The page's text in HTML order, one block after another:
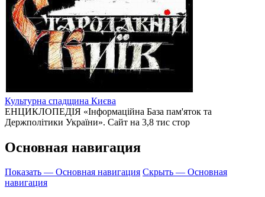
Культурна спадщина Києва
ЕНЦИКЛОПЕДІЯ «Інформаційна База пам'яток та
Держполітики України». Сайт на 3,8 тис стор
Основная навигация
Показать — Основная навигация Скрыть — Основная
навигация